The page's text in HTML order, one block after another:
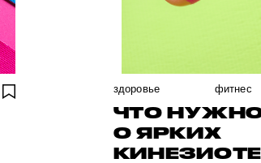
здоровье фитнес
ЧТО
О ЯРКИХ